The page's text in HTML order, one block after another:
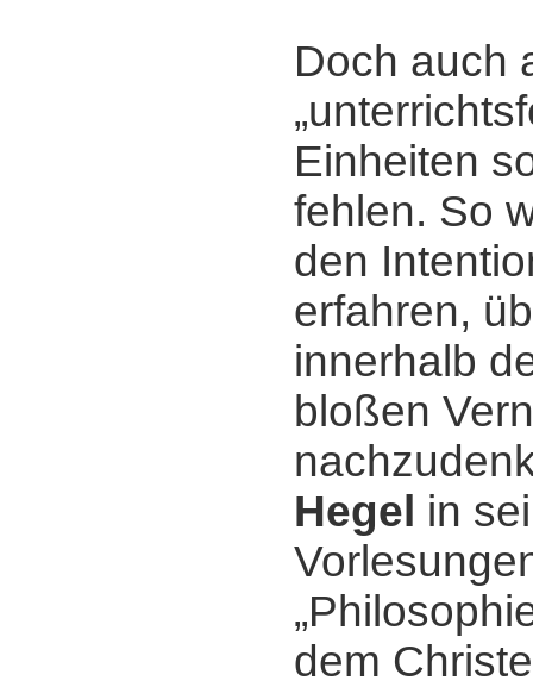
Doch auch
Einheiten
fehlen. So
den
erfahren,
innerhalb
bloßen
Hegel in
dem